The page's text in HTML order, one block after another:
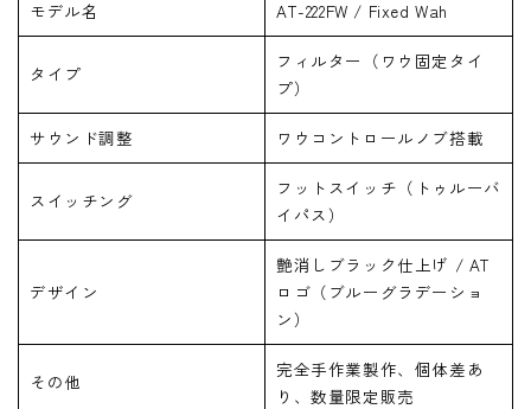
モデル名 AT-222FW / Fixed Wah
タイプ
フィルター（ワウ固定タイ
プ）
サウンド調整 ワウコントロールノブ搭載
スイッチング
フットスイッチ（トゥルーバ
イパス）
デザイン
艶消しブラック仕上げ / AT
ロゴ（ブルーグラデーショ
ン）
その他
完全手作業製作、個体差あ
り、数量限定販売